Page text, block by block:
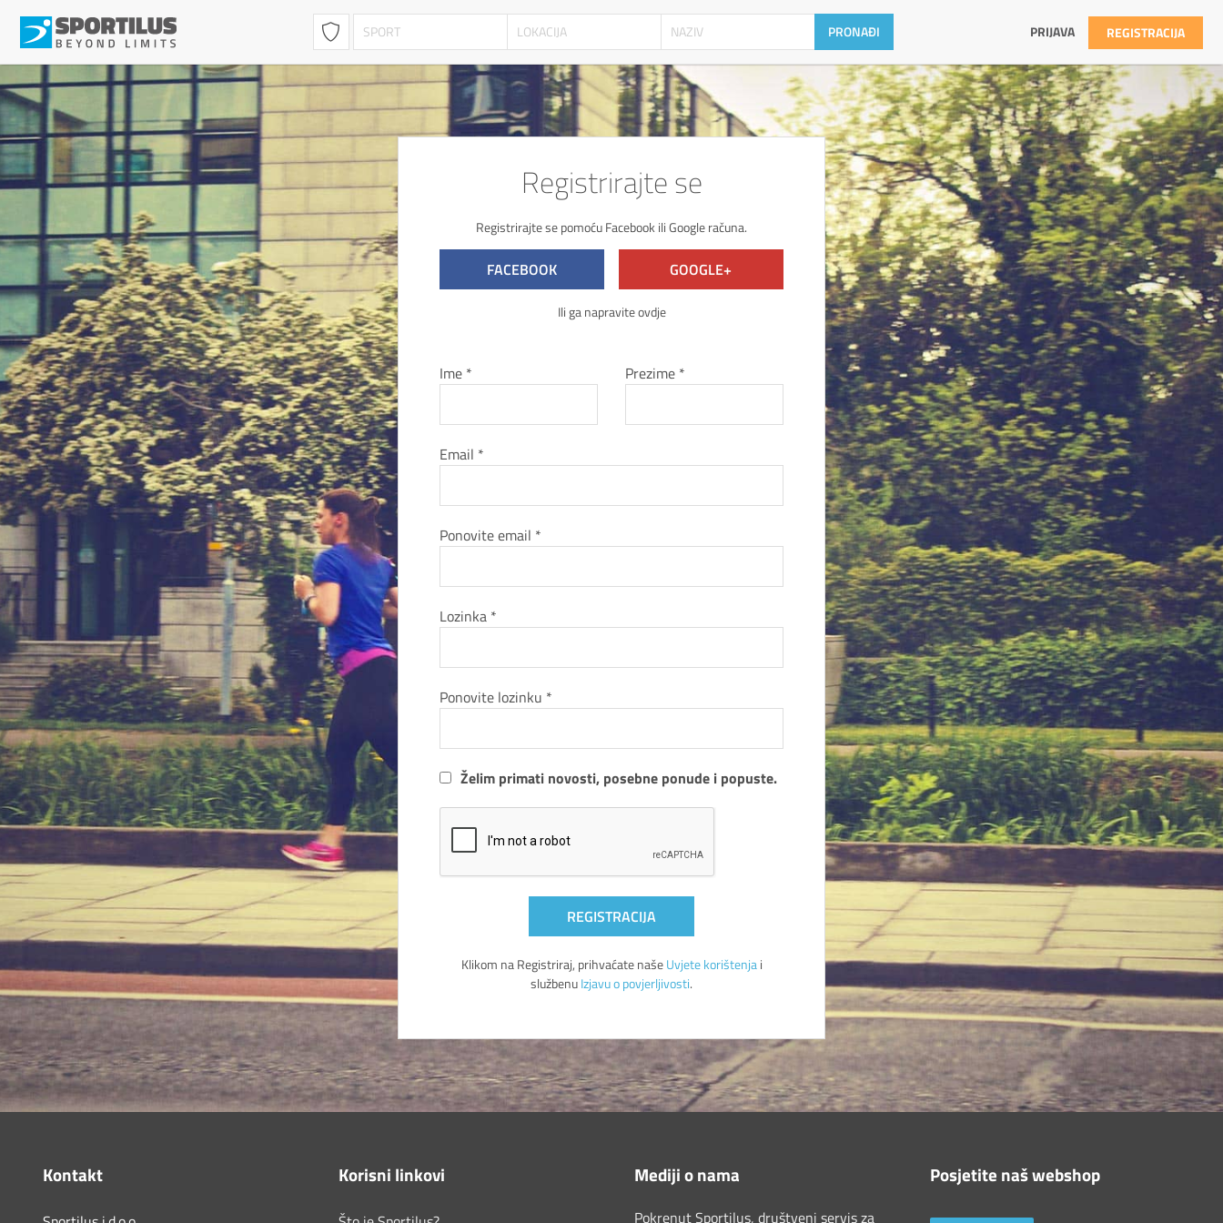
REGISTRACIJA
PRIJAVA
KLUBOVI NAJAVE TRENERI SPORTAŠI OBJEKTI LIGE SPORTOPEDIJA
Registrirajte se
Registrirajte se pomoću Facebook ili Google računa.
FACEBOOK GOOGLE+
Ili ga napravite ovdje
Ime * Prezime *
Email *
Ponovite email *
Lozinka *
Ponovite lozinku *
Želim primati novosti, posebne ponude i popuste.
REGISTRACIJA
Klikom na Registriraj, prihvaćate našeUvjete korištenjai
službenuIzjavu o povjerljivosti.
Kontakt Korisni linkovi Mediji o nama
Pokrenut Sportilus, društveni servis za
Posjetite naš webshop